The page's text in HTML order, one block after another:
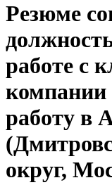
Резюме
работе с
компании
работу в
округ,